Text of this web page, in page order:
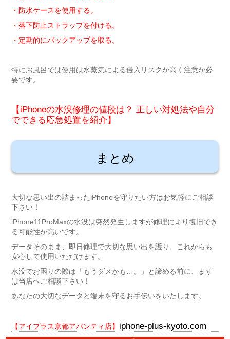
・防水ケースを使用する。
・落下防止ストラップを付ける。
・定期的にバックアップを取る。
特にお風呂では使用は水蒸気による侵入リスクが高く注意が必
要です。
【iPhoneの水没修理の値段は？ 正しい対処法や自分
でできる応急処置を紹介】
まとめ
大切な思い出の詰まったiPhoneを守りたい方はお気軽にご相談
下さい！
iPhone11ProMaxの水没は突然発生しますが修理により復旧でき
る可能性が高いです。
データそのまま、即日修理で大切な思い出を護り、これからも
安心して使用いただけます。
水没でお困りの際は「もうダメかも…。」と諦める前に、まず
は当店へご相談下さい！
あなたの大切なデータと端末を守るお手伝いをいたします。
【アイプラス京都アバンティ店】 iphone-plus-kyoto.com